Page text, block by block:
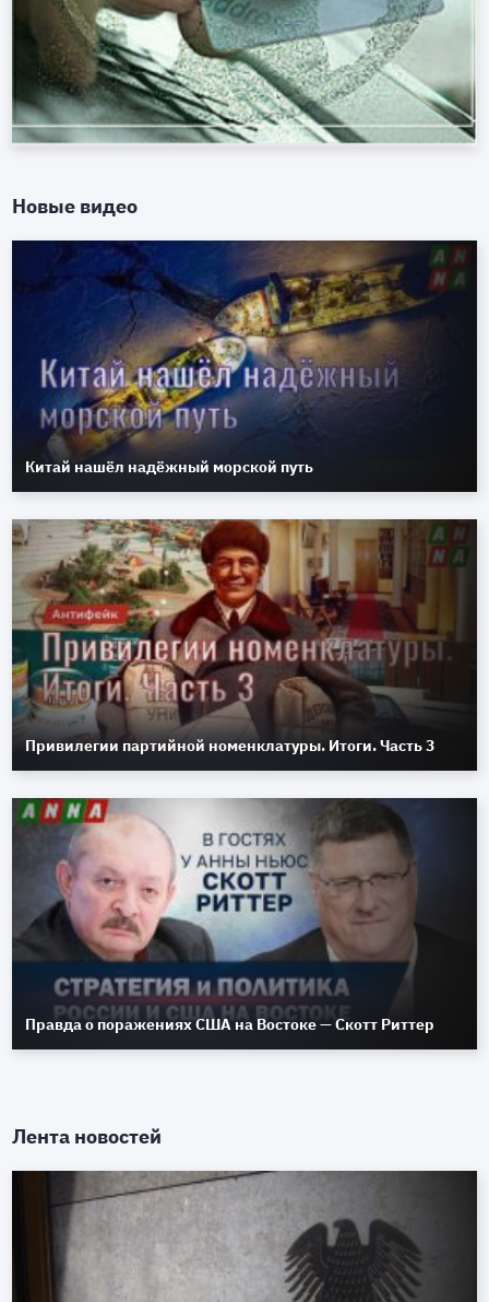
Новые видео
Китай нашёл надёжный морской путь
Привилегии партийной номенклатуры. Итоги. Часть 3
Правда о поражениях США на Востоке — Скотт Риттер
Лента новостей